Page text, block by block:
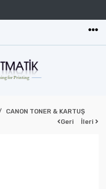
CANON TONER & KARTUŞ
Geri
İleri